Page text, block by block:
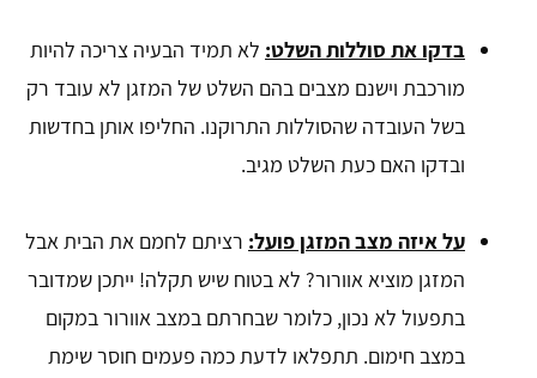
בדקו את סוללות השלט: לא תמיד הבעיה צריכה להיות
מורכבת וישנם מצבים בהם השלט של המזגן לא עובד רק
בשל העובדה שהסוללות התרוקנו. החליפו אותן בחדשות
ובדקו האם כעת השלט מגיב.
על איזה מצב המזגן פועל: רציתם לחמם את הבית אבל
המזגן מוציא אוורור? לא בטוח שיש תקלה! ייתכן שמדובר
בתפעול לא נכון, כלומר שבחרתם במצב אוורור במקום
במצב חימום. תתפלאו לדעת כמה פעמים חוסר שימת